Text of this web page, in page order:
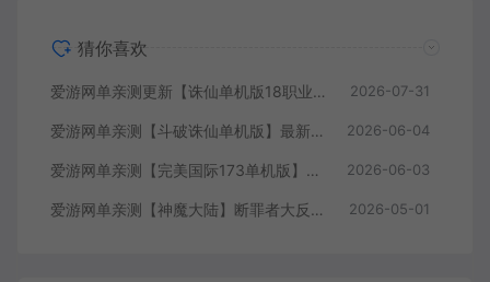
猜你喜欢
爱游网单亲测更新【诛仙单机版18职业】最新整理桃源诛仙精修第4版 配套GM工具可发物品装备点券 配套工具大全 虚拟机一键端 视频安装教学+手工端文本教学 2026-07-31
爱游网单亲测【斗破诛仙单机版】最新整理18职业超变 带GM物品后台 通用视频安装教学虚拟机一键端+手工端文本教学 2026-06-04
爱游网单亲测【完美国际173单机版】最新整理完美国际173V344新15职业鸿利商城版装备精炼128倍 视频安装教学 虚拟机一键端 2026-06-03
爱游网单亲测【神魔大陆】断罪者大反攻单机版DUBUG命令可发物品道具装备叶子虚拟机一键端视频安装教学 2026-05-01